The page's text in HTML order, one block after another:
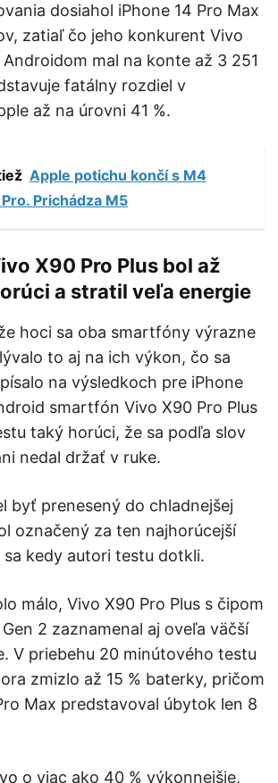
dosiahol iPhone 14 Pro Max
zatiaľ čo jeho konkurent Vivo
Androidom mal na konte až 3 251
fatálny rozdiel v
až na úrovni 41 %.
Apple potichu končí s M4
Prichádza M5
X90 Pro Plus bol až
a stratil veľa energie
hoci sa oba smartfóny výrazne
to aj na ich výkon, čo sa
na výsledkoch pre iPhone
smartfón Vivo X90 Pro Plus
taký horúci, že sa podľa slov
nedal držať v ruke.
byť prenesený do chladnejšej
označený za ten najhorúcejší
kedy autori testu dotkli.
málo, Vivo X90 Pro Plus s čipom
2 zaznamenal aj oveľa väčší
V priebehu 20 minútového testu
zmizlo až 15 % baterky, pričom
Max predstavoval úbytok len 8
o viac ako 40 % výkonnejšie,